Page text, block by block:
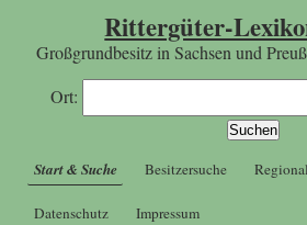
Rittergüter-
Großgrundbesitz in Sachsen und
Ort:
Start & Suche Besitzersuche
Datenschutz Impressum